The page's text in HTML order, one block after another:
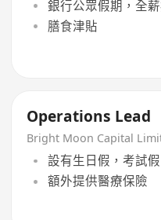
銀行公眾假期，全
膳食津貼
Operations Lead
Bright Moon Capital
設有生日假，考試
額外提供醫療保險